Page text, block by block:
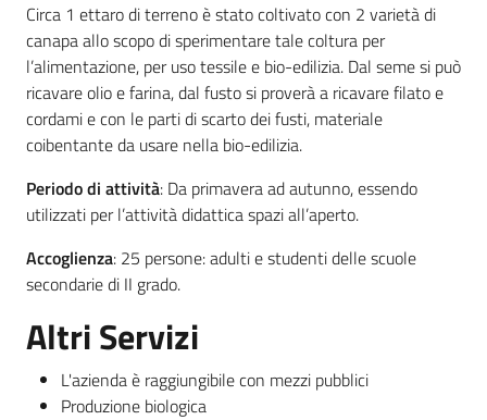
Circa 1 ettaro di terreno è stato coltivato con 2 varietà di
canapa allo scopo di sperimentare tale coltura per
l’alimentazione, per uso tessile e bio-edilizia. Dal seme si può
ricavare olio e farina, dal fusto si proverà a ricavare filato e
cordami e con le parti di scarto dei fusti, materiale
coibentante da usare nella bio-edilizia.
Periodo di attività: Da primavera ad autunno, essendo
utilizzati per l’attività didattica spazi all’aperto.
Accoglienza: 25 persone: adulti e studenti delle scuole
secondarie di II grado.
Altri Servizi
L'azienda è raggiungibile con mezzi pubblici
Produzione biologica